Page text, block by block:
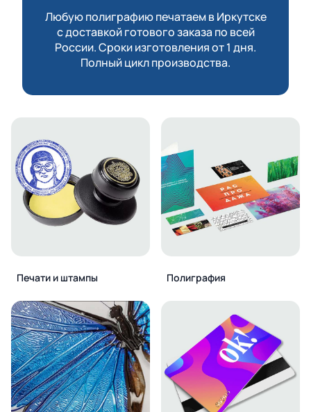
Любую полиграфию печатаем в Иркутске
с доставкой готового заказа по всей
России. Сроки изготовления от 1 дня.
Полный цикл производства.
Печати и штампы Полиграфия